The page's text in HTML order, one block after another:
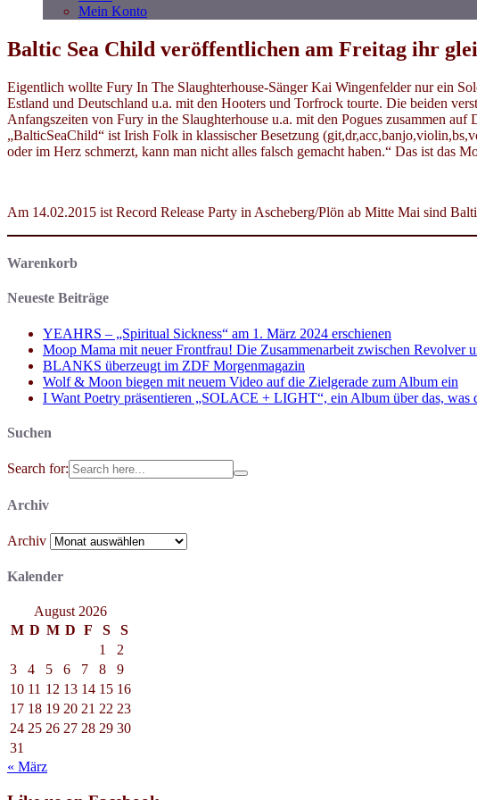
Mein Konto
Baltic Sea Child veröffentlichen am Freitag ihr
Eigentlich wollte Fury In The Slaughterhouse-Sänger Kai Wingenfelder nur ein
Estland und Deutschland u.a. mit den Hooters und Torfrock tourte. Die beiden
Anfangszeiten von Fury in the Slaughterhouse u.a. mit den Pogues zusammen
„BalticSeaChild“ ist Irish Folk in klassischer Besetzung
oder im Herz schmerzt, kann man nicht alles falsch gemacht haben.“ Das ist das
Am 14.02.2015 ist Record Release Party in Ascheberg/Plön ab Mitte Mai sind
Warenkorb
Neueste Beiträge
YEAHRS – „Spiritual Sickness“ am 1. März 2024 erschienen
Moop Mama mit neuer Frontfrau! Die Zusammenarbeit zwischen Revolver
BLANKS überzeugt im ZDF Morgenmagazin
Wolf & Moon biegen mit neuem Video auf die Zielgerade zum Album ein
I Want Poetry präsentieren „SOLACE + LIGHT“, ein Album über das, was
Suchen
Search for:
Archiv
Archiv
Kalender
August 2026
M D M D F S
S
1
2
3
4 5 6 7 8
9
10 11 12 13 14 15 16
17 18 19 20 21 22 23
24 25 26 27 28 29 30
31
« März